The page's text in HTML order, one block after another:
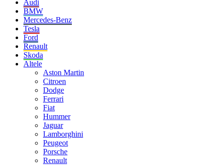
Audi
BMW
Mercedes-Benz
Tesla
Ford
Renault
Skoda
Altele
Aston Martin
Citroen
Dodge
Ferrari
Fiat
Hummer
Jaguar
Lamborghini
Peugeot
Porsche
Renault